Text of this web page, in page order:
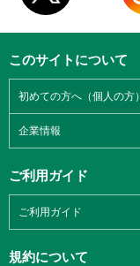
このサイトについて
初めての方へ（個人の方）
企業情報
ご利用ガイド
ご利用ガイド
規約について